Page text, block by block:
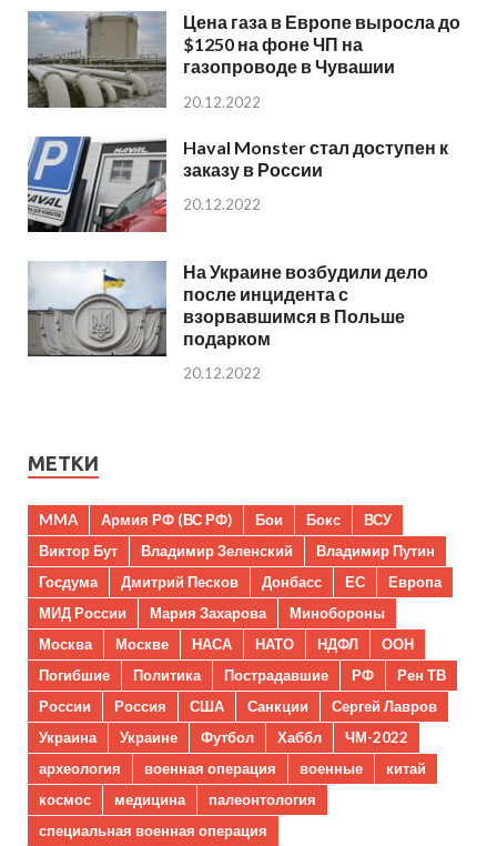
Цена газа в Европе выросла до
$1250 на фоне ЧП на
газопроводе в Чувашии
20.12.2022
Haval Monster стал доступен к
заказу в России
20.12.2022
На Украине возбудили дело
после инцидента с
взорвавшимся в Польше
подарком
20.12.2022
МЕТКИ
MMA Армия РФ (ВС РФ) Бои Бокс
ВСУ
Виктор Бут
Владимир Зеленский
Владимир Путин
Госдума
Дмитрий Песков Донбасс ЕС
Европа
МИД России
Мария Захарова
Минобороны
Москва
Москве НАСА НАТО НДФЛ
ООН
Погибшие
Политика Пострадавшие РФ
Рен ТВ
России
Россия США Санкции
Сергей Лавров
Украина
Украине Футбол Хаббл
ЧМ-2022
археология
военная операция военные
китай
космос
медицина
палеонтология
специальная военная операция